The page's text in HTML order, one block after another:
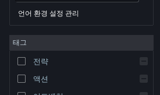
© Valve Corporation. 모든 권리 보유. 모든 상표는 미국
및 기타 국가에서 각각 해당 소유자의 재산입니다.
환불| 쿠키
언어 환경 설정 관리
태그
전략
액션